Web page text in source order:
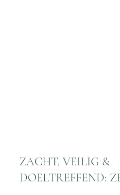
ZACHT, VEILIG &
DOELTREFFEND: